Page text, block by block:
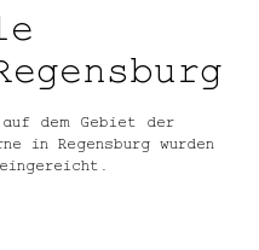
auf dem Gebiet der
in Regensburg wurden